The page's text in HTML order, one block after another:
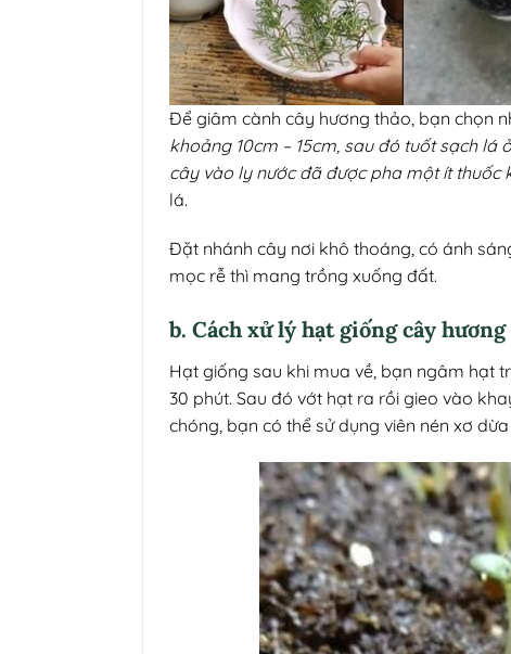
Để giâm cành cây hương thảo, bạn chọn
khoảng 10cm – 15cm, sau đó tuốt sạch
cây vào ly nước đã được pha một ít thuốc
lá.
Đặt nhánh cây nơi khô thoáng, có ánh
mọc rễ thì mang trồng xuống đất.
b. Cách xử lý hạt giống cây
Hạt giống sau khi mua về, bạn ngâm hạt
30 phút. Sau đó vớt hạt ra rồi gieo vào
chóng, bạn có thể sử dụng viên nén xơ